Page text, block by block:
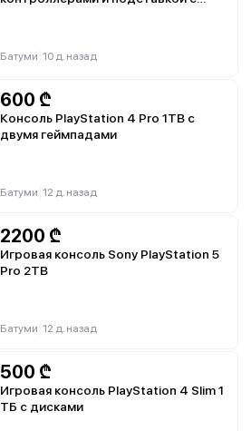
Батуми 10 д. назад
600 ₾
Консоль PlayStation 4 Pro 1TB с
двумя геймпадами
Батуми 12 д. назад
2200 ₾
Игровая консоль Sony PlayStation 5
Pro 2TB
Батуми 12 д. назад
500 ₾
Игровая консоль PlayStation 4 Slim 1
ТБ с дисками